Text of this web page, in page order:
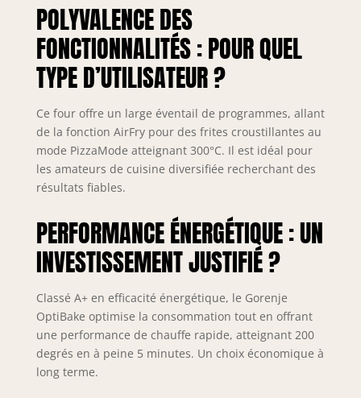
POLYVALENCE DES
FONCTIONNALITÉS : POUR QUEL
TYPE D’UTILISATEUR ?
Ce four offre un large éventail de programmes, allant
de la fonction AirFry pour des frites croustillantes au
mode PizzaMode atteignant 300°C. Il est idéal pour
les amateurs de cuisine diversifiée recherchant des
résultats fiables.
PERFORMANCE ÉNERGÉTIQUE : UN
INVESTISSEMENT JUSTIFIÉ ?
Classé A+ en efficacité énergétique, le Gorenje
OptiBake optimise la consommation tout en offrant
une performance de chauffe rapide, atteignant 200
degrés en à peine 5 minutes. Un choix économique à
long terme.